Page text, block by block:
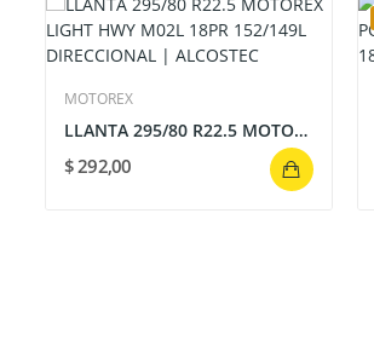
MOTOREX
LLANTA 295/80 R22.5 MOTOREX LIGHT HWY M02L 18PR...
$ 292,00